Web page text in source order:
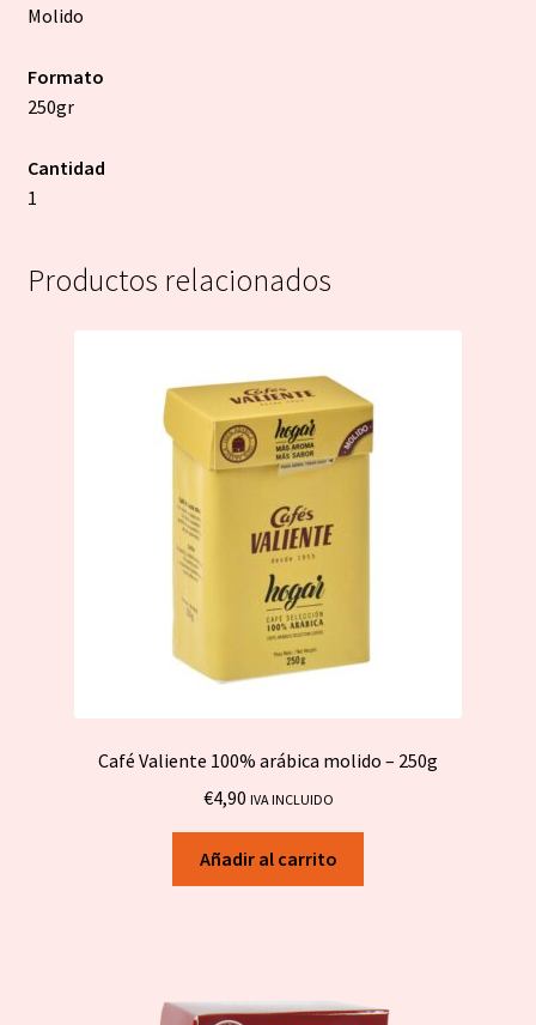
Molido
Formato
250gr
Cantidad
1
Productos relacionados
Café Valiente 100% arábica molido – 250g
€4,90 IVA INCLUIDO
Añadir al carrito